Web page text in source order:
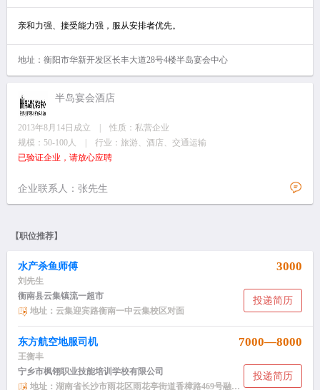
亲和力强、接受能力强，服从安排者优先。
地址：衡阳市华新开发区长丰大道28号4楼半岛宴会中心
半岛宴会酒店
2013年8月14日成立 | 性质：私营企业
规模：50-100人 | 行业：旅游、酒店、交通运输
已验证企业，请放心应聘
企业联系人：张先生
【职位推荐】
水产杀鱼师傅 3000
刘先生
投递简历
衡南县云集镇流一超市
地址：云集迎宾路衡南一中云集校区对面
东方航空地服司机 7000—8000
王衡丰
投递简历
宁乡市枫翎职业技能培训学校有限公司
地址：湖南省长沙市雨花区雨花亭街道香樟路469号融科东南海小区NH2栋2406